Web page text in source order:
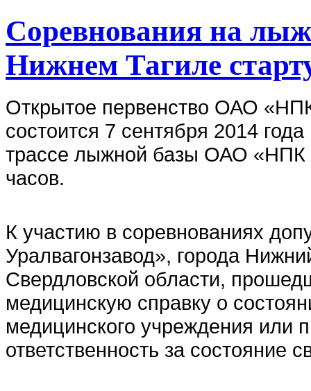
Соревнования на
Нижнем Тагиле
Открытое первенство ОАО
состоится 7 сентября 2014
трассе лыжной базы ОАО «НПК
часов.
К участию в соревнованиях
Уралвагонзавод», города
Свердловской области,
медицинскую справку о
медицинского учреждения или
ответственность за состояние